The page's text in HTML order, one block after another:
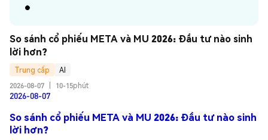
So sánh cổ phiếu META và MU 2026: Đầu tư nào sinh
lời hơn?
Trung cấp
AI
2026-08-07
10-15phút
2026-08-07
So sánh cổ phiếu META và MU 2026: Đầu tư nào sinh
lời hơn?